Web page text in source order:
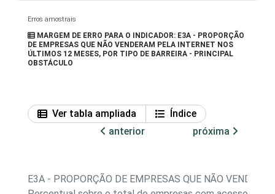
Erros amostrais
MARGEM DE ERRO PARA O INDICADOR: E3A - PROPORÇÃO
DE EMPRESAS QUE NÃO VENDERAM PELA INTERNET NOS
ÚLTIMOS 12 MESES, POR TIPO DE BARREIRA - PRINCIPAL
OBSTÁCULO
Ver tabla ampliada
Índice
anterior
próxima
E3A - PROPORÇÃO DE EMPRESAS QUE NÃO